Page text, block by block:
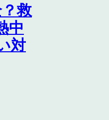
救
中
対